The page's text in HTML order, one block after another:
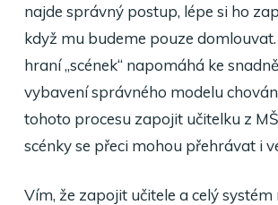
najde správný postup, lépe si ho
když mu budeme pouze
hraní „scének“ napomáhá ke
vybavení správného modelu
tohoto procesu zapojit učitelku z
scénky se přeci mohou přehrávat i
Vím, že zapojit učitele a celý systém